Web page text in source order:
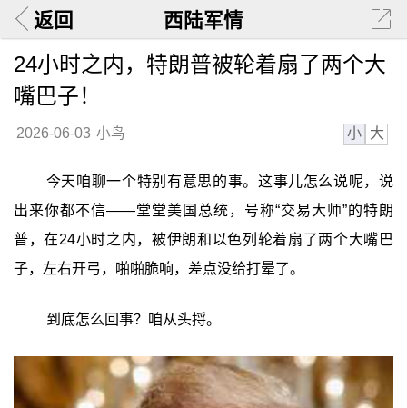
返回 西陆军情
24小时之内，特朗普被轮着扇了两个大
嘴巴子！
2026-06-03 小鸟 小 大
今天咱聊一个特别有意思的事。这事儿怎么说呢，说
出来你都不信——堂堂美国总统，号称“交易大师”的特朗
普，在24小时之内，被伊朗和以色列轮着扇了两个大嘴巴
子，左右开弓，啪啪脆响，差点没给打晕了。
到底怎么回事？咱从头捋。